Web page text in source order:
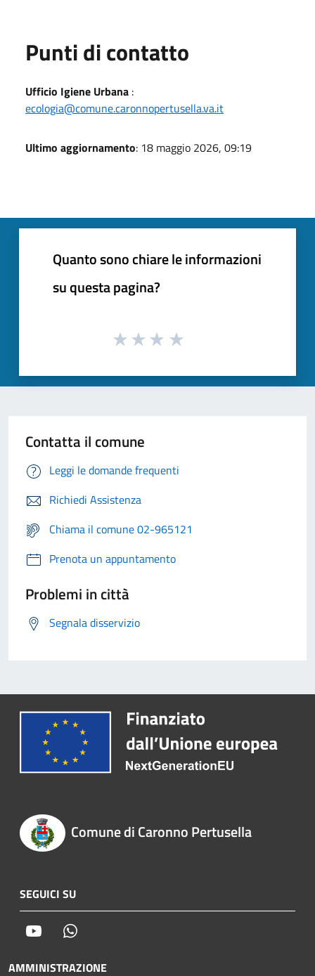
Punti di contatto
Ufficio Igiene Urbana :
ecologia@comune.caronnopertusella.va.it
Ultimo aggiornamento: 18 maggio 2026, 09:19
Quanto sono chiare le informazioni
su questa pagina?
Contatta il comune
Leggi le domande frequenti
Richiedi Assistenza
Chiama il comune 02-965121
Prenota un appuntamento
Problemi in città
Segnala disservizio
Comune di Caronno Pertusella
SEGUICI SU
Youtube
AMMINISTRAZIONE